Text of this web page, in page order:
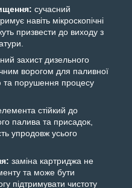
сучасний
навіть мікроскопічні
призвести до виходу з
захист дизельного
ворогом для паливної
та порушення процесу
стійкий до
палива та присадок,
упродовж усього
заміна картриджа не
та може бути
підтримувати чистоту